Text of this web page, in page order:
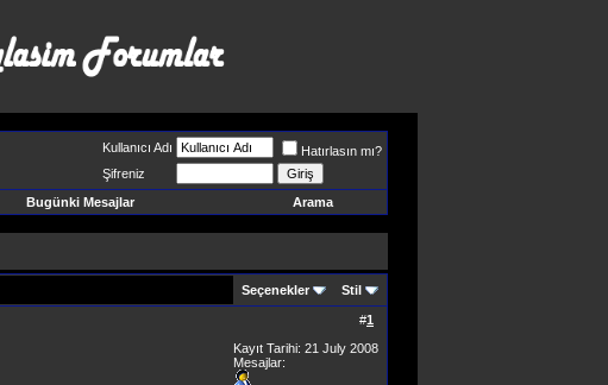
Kullanıcı Adı
Hatırlasın mı?
Şifreniz
Bugünki Mesajlar Arama
Seçenekler Stil
#1
Kayıt Tarihi: 21 July 2008
Mesajlar: